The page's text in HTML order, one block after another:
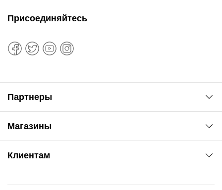
Магазины
ул. Рабочая, 2-а
Клиентам
Присоединяйтесь
Партнеры